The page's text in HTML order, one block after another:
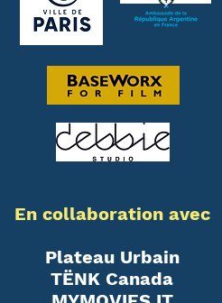
En collaboration avec
Plateau Urbain
TËNK Canada